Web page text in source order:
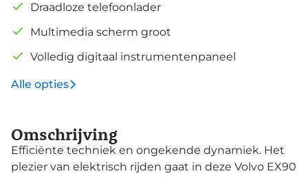
Draadloze telefoonlader
Multimedia scherm groot
Volledig digitaal instrumentenpaneel
Alle opties
Omschrijving
Efficiënte techniek en ongekende dynamiek. Het
plezier van elektrisch rijden gaat in deze Volvo EX90